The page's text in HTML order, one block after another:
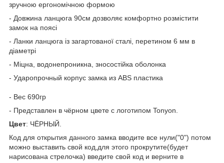
зручною ергономічною формою
- Довжина ланцюга 90см дозволяє комфортно розмістити
замок на поясі
- Ланки ланцюга із загартованої сталі, перетином 6 мм в
діаметрі
- Міцна, водонепроникна, зносостійка оболонка
- Ударопрочный корпус замка из ABS пластика
- Вес 690гр
- Представлен в чёрном цвете с логотипом Tonyon.
Цвет: ЧЁРНЫЙ.
Код для открытия данного замка вводите все нули("0") потом
можно выставить свой код,для этого прокрутите(будет
нарисована стрелочка) введите свой код и верните в